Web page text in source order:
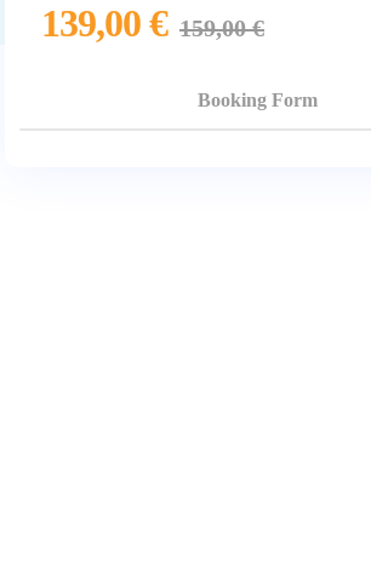
139,00€ 159,00€
Booking Form